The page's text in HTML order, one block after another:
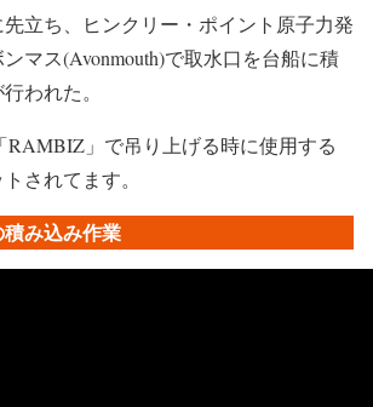
立ち、ヒンクリー・ポイント原子力発
マス(Avonmouth)で取水口を台船に積
われた。
」で吊り上げる時に使用する
されてます。
積み込み作業